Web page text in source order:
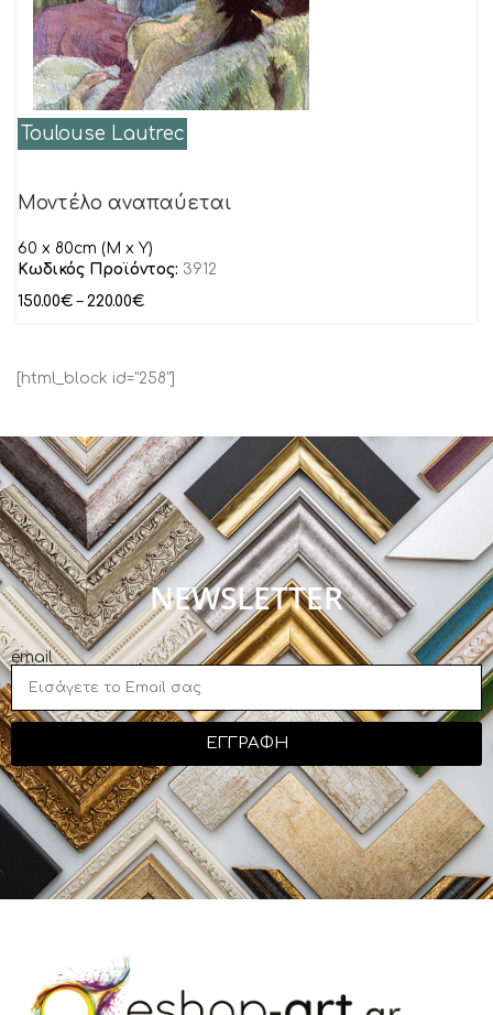
Toulouse Lautrec
Μοντέλο αναπαύεται
60 x 80cm (M x Y)
Κωδικός Προϊόντος: 3912
150.00€ – 220.00€
[html_block id="258"]
NEWSLETTER
email
ΕΓΓΡΑΦΗ